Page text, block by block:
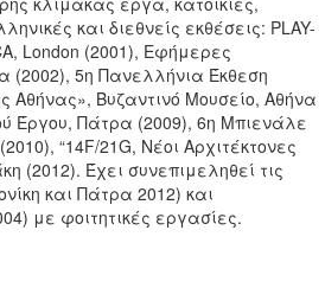
και διεθνείς εκθέσεις: PLAY-
London (2001), Εφήμερες
(2002), 5η Πανελλήνια Έκθεση
Αθήνας», Βυζαντινό Μουσείο, Αθήνα
Έργου, Πάτρα (2009), 6η Μπιενάλε
“14F/21G, Νέοι Αρχιτέκτονες
(2012). Έχει συνεπιμεληθεί τις
και Πάτρα 2012) και
με φοιτητικές εργασίες.